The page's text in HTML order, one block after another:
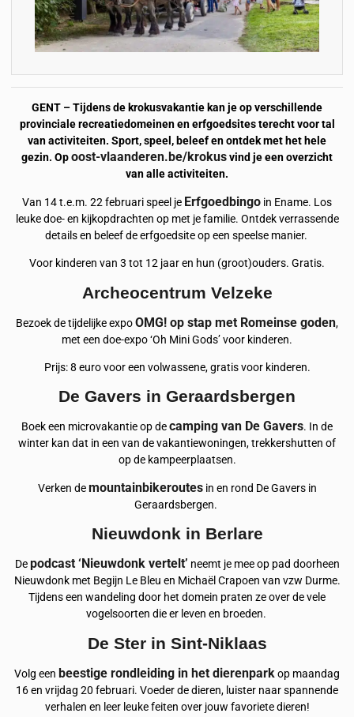
GENT – Tijdens de krokusvakantie kan je op verschillende
provinciale recreatiedomeinen en erfgoedsites terecht voor tal
van activiteiten. Sport, speel, beleef en ontdek met het hele
gezin. Opoost-vlaanderen.be/krokusvind je een overzicht
van alle activiteiten.
Van 14 t.e.m. 22 februari speel je Erfgoedbingo in Ename. Los
leuke doe- en kijkopdrachten op met je familie. Ontdek verrassende
details en beleef de erfgoedsite op een speelse manier.
Voor kinderen van 3 tot 12 jaar en hun (groot)ouders. Gratis.
Archeocentrum Velzeke
Bezoek de tijdelijke expoOMG! op stap met Romeinse goden,
met een doe-expo ‘Oh Mini Gods’ voor kinderen.
Prijs: 8 euro voor een volwassene, gratis voor kinderen.
De Gavers in Geraardsbergen
Boek een microvakantie op decamping van De Gavers. In de
winter kan dat in een van de vakantiewoningen, trekkershutten of
op de kampeerplaatsen.
Verken demountainbikeroutesin en rond De Gavers in
Geraardsbergen.
Nieuwdonk in Berlare
Depodcast ‘Nieuwdonk vertelt’ neemt je mee op pad doorheen
Nieuwdonk met Begijn Le Bleu en Michaël Crapoen van vzw Durme.
Tijdens een wandeling door het domein praten ze over de vele
vogelsoorten die er leven en broeden.
De Ster in Sint-Niklaas
Volg een beestige rondleiding in het dierenparkop maandag
16 en vrijdag 20 februari. Voeder de dieren, luister naar spannende
verhalen en leer leuke feiten over jouw favoriete dieren!